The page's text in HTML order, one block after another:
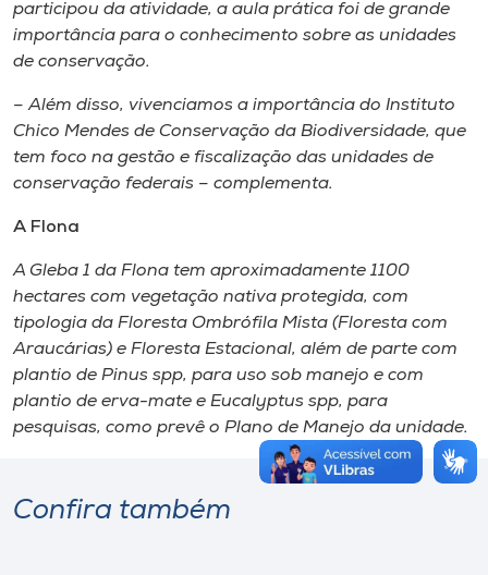
participou da atividade, a aula prática foi de grande
importância para o conhecimento sobre as unidades
de conservação.
– Além disso, vivenciamos a importância do Instituto
Chico Mendes de Conservação da Biodiversidade, que
tem foco na gestão e fiscalização das unidades de
conservação federais – complementa.
A Flona
A Gleba 1 da Flona tem aproximadamente 1100
hectares com vegetação nativa protegida, com
tipologia da Floresta Ombrófila Mista (Floresta com
Araucárias) e Floresta Estacional, além de parte com
plantio de Pinus spp, para uso sob manejo e com
plantio de erva-mate e Eucalyptus spp, para
pesquisas, como prevê o Plano de Manejo da unidade.
Confira também